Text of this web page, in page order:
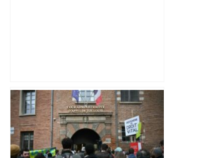
EN DIRECT – Perpignan-Toulouse : un
duel des extrêmes du Top 14 – Le
Figaro